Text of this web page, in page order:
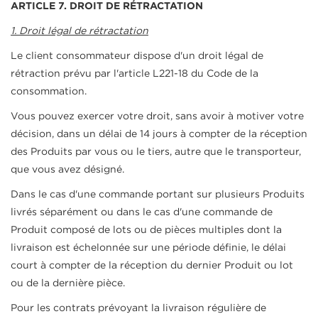
ARTICLE 7. DROIT DE RÉTRACTATION
1. Droit légal de rétractation
Le client consommateur dispose d'un droit légal de
rétraction prévu par l'article L221-18 du Code de la
consommation.
Vous pouvez exercer votre droit, sans avoir à motiver votre
décision, dans un délai de 14 jours à compter de la réception
des Produits par vous ou le tiers, autre que le transporteur,
que vous avez désigné.
Dans le cas d'une commande portant sur plusieurs Produits
livrés séparément ou dans le cas d'une commande de
Produit composé de lots ou de pièces multiples dont la
livraison est échelonnée sur une période définie, le délai
court à compter de la réception du dernier Produit ou lot
ou de la dernière pièce.
Pour les contrats prévoyant la livraison régulière de